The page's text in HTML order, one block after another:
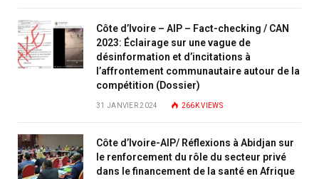
Côte d’Ivoire – AIP – Fact-checking / CAN
2023: Éclairage sur une vague de
désinformation et d’incitations à
l’affrontement communautaire autour de la
compétition (Dossier)
31 JANVIER 2024 266KVIEWS
Côte d’Ivoire-AIP/ Réflexions à Abidjan sur
le renforcement du rôle du secteur privé
dans le financement de la santé en Afrique